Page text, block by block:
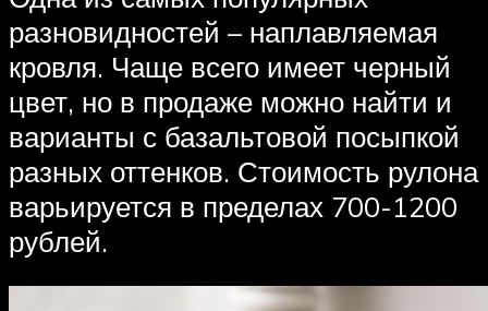
разновидностей – наплавляемая
кровля. Чаще всего имеет черный
цвет, но в продаже можно найти и
варианты с базальтовой посыпкой
разных оттенков. Стоимость рулона
варьируется в пределах 700-1200
рублей.